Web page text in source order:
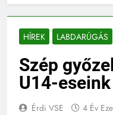
HÍREK LABDARÚGÁS
Szép
U14-eseink
Érdi VSE 4 Év